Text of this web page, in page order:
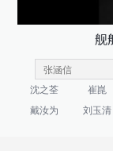
舰
沈之荃 崔崑
戴汝为
刘玉清